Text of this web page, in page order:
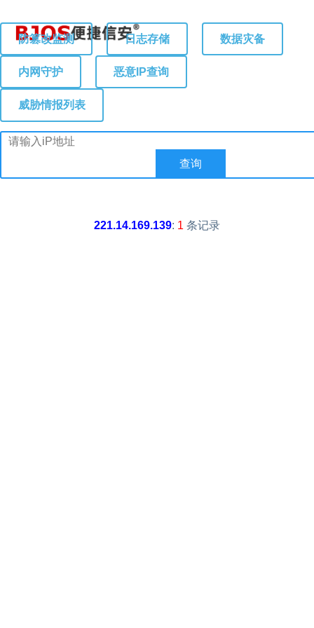
防篡改监测 日志存储 数据灾备
内网守护 恶意IP查询
威胁情报列表
221.14.169.139: 1 条记录